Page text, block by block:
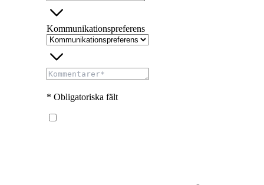
Kommunikationspreferens
* Obligatoriska fält